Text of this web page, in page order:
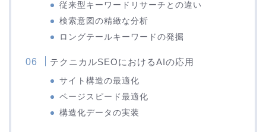
従来型キーワードリサーチとの違い
検索意図の精緻な分析
ロングテールキーワードの発掘
テクニカルSEOにおけるAIの応用
サイト構造の最適化
ページスピード最適化
構造化データの実装